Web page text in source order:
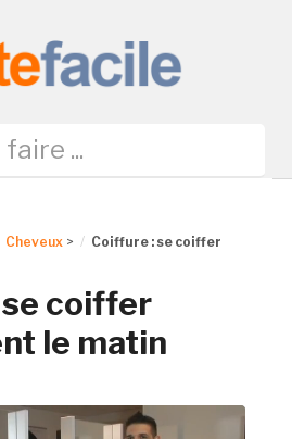
Cheveux >
Coiffure : se coiffer
coiffer
le matin